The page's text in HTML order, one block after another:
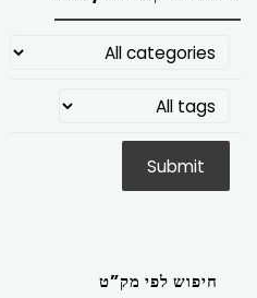
חיפוש לפי מק”ט